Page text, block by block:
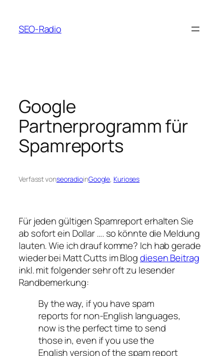
springen
SEO-Radio
Google
Partnerprogramm für
Spamreports
Verfasst vonseoradioinGoogle, Kurioses
Für jeden gültigen Spamreport erhalten Sie
ab sofort ein Dollar …. so könnte die Meldung
lauten. Wie ich drauf komme? Ich hab gerade
wieder bei Matt Cutts im Blogdiesen Beitrag
inkl. mit folgender sehr oft zu lesender
Randbemerkung:
By the way, if you have spam
reports for non-English languages,
now is the perfect time to send
those in, even if you use the
English version of the spam report